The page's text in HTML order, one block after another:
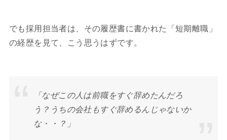
でも採用担当者は、その履歴書に書かれた「短期離職」
の経歴を見て、こう思うはずです。
「なぜこの人は前職をすぐ辞めたんだろ
う？うちの会社もすぐ辞めるんじゃないか
な・・？」